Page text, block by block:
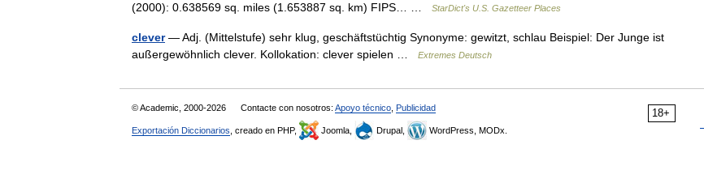
(2000): 0.638569 sq. miles (1.653887 sq. km) FIPS… …
StarDict's U.S. Gazetteer Places
clever— Adj. (Mittelstufe) sehr klug, geschäftstüchtig Synonyme: gewitzt, schlau Beispiel: Der Junge ist
außergewöhnlich clever. Kollokation: clever spielen …
Extremes Deutsch
18+
© Academic, 2000-2026 Contacte con nosotros: Apoyo técnico Publicidad
Exportación Diccionarios , creado en PHP, Joomla, Drupal, WordPress, MODx.